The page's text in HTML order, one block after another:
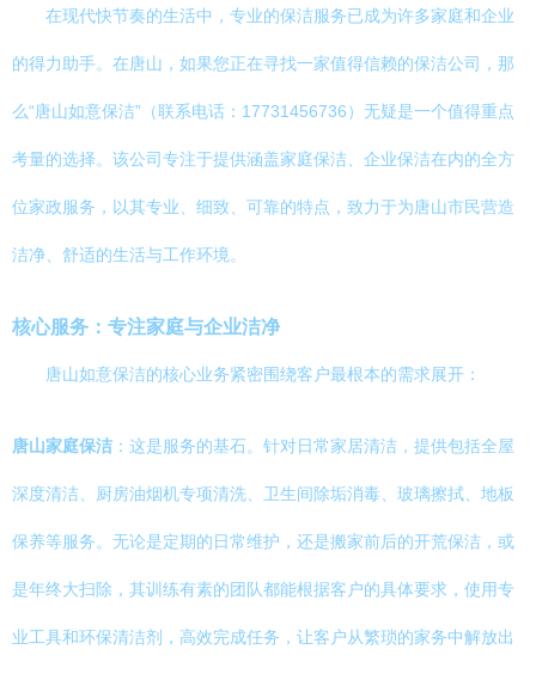
在现代快节奏的生活中，专业的保洁服务已成为许多家庭和企业
的得力助手。在唐山，如果您正在寻找一家值得信赖的保洁公司，那
么“唐山如意保洁”（联系电话：17731456736）无疑是一个值得重点
考量的选择。该公司专注于提供涵盖家庭保洁、企业保洁在内的全方
位家政服务，以其专业、细致、可靠的特点，致力于为唐山市民营造
洁净、舒适的生活与工作环境。
核心服务：专注家庭与企业洁净
唐山如意保洁的核心业务紧密围绕客户最根本的需求展开：
唐山家庭保洁 ：这是服务的基石。针对日常家居清洁，提供包括全屋
深度清洁、厨房油烟机专项清洗、卫生间除垢消毒、玻璃擦拭、地板
保养等服务。无论是定期的日常维护，还是搬家前后的开荒保洁，或
是年终大扫除，其训练有素的团队都能根据客户的具体要求，使用专
业工具和环保清洁剂，高效完成任务，让客户从繁琐的家务中解放出